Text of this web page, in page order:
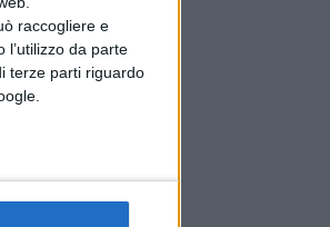
raccogliere e
da parte
terze parti riguardo